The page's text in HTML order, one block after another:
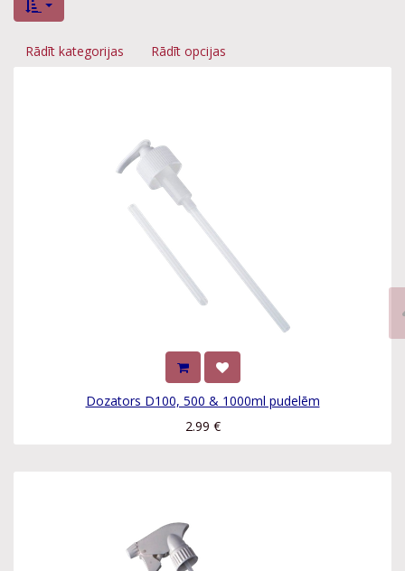
Rādīt kategorijas Rādīt opcijas
Dozators D100, 500 & 1000ml pudelēm
2.99 €